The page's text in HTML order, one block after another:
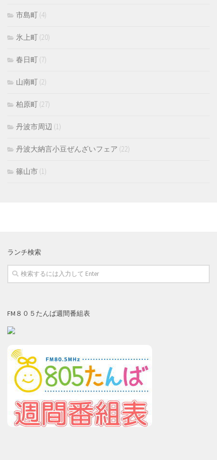
市島町 (4)
氷上町 (20)
春日町 (7)
山南町 (2)
柏原町 (27)
丹波市周辺 (1)
丹波大納言小豆ぜんざいフェア (22)
篠山市 (1)
ランチ検索
FM８０５たんば週間番組表